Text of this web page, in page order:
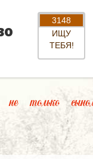
3148
ИЩУ
ТЕБЯ!
только